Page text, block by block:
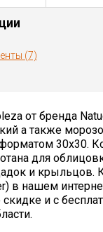
(7)
от бренда
а также
30x30.
для
и крыльцов.
в нашем
и с